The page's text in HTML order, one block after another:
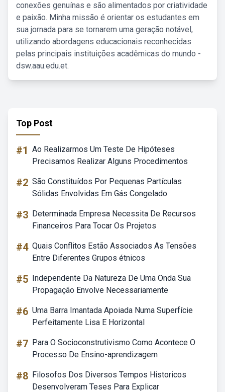
conexões genuínas e são alimentados por criatividade
e paixão. Minha missão é orientar os estudantes em
sua jornada para se tornarem uma geração notável,
utilizando abordagens educacionais reconhecidas
pelas principais instituições acadêmicas do mundo -
dsw.aau.edu.et.
Top Post
#1 Ao Realizarmos Um Teste De Hipóteses
Precisamos Realizar Alguns Procedimentos
#2 São Constituídos Por Pequenas Partículas
Sólidas Envolvidas Em Gás Congelado
#3 Determinada Empresa Necessita De Recursos
Financeiros Para Tocar Os Projetos
#4 Quais Conflitos Estão Associados As Tensões
Entre Diferentes Grupos étnicos
#5 Independente Da Natureza De Uma Onda Sua
Propagação Envolve Necessariamente
#6 Uma Barra Imantada Apoiada Numa Superfície
Perfeitamente Lisa E Horizontal
#7 Para O Socioconstrutivismo Como Acontece O
Processo De Ensino-aprendizagem
#8 Filosofos Dos Diversos Tempos Historicos
Desenvolveram Teses Para Explicar